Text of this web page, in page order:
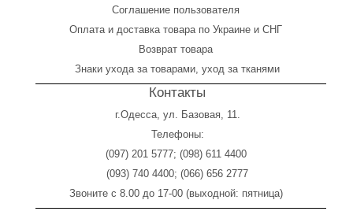
Соглашение пользователя
Оплата и доставка товара по Украине и СНГ
Возврат товара
Знаки ухода за товарами, уход за тканями
Контакты
г.Одесса, ул. Базовая, 11.
Телефоны:
(097) 201 5777; (098) 611 4400
(093) 740 4400; (066) 656 2777
Звоните с 8.00 до 17-00 (выходной: пятница)